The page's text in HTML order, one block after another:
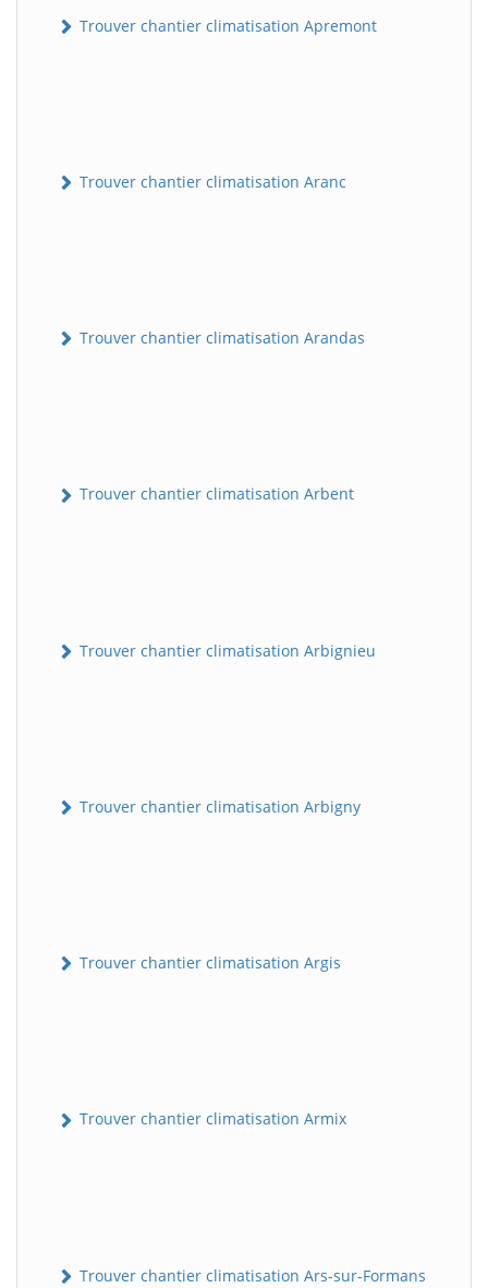
Trouver chantier climatisation Apremont
Trouver chantier climatisation Aranc
Trouver chantier climatisation Arandas
Trouver chantier climatisation Arbent
Trouver chantier climatisation Arbignieu
Trouver chantier climatisation Arbigny
Trouver chantier climatisation Argis
Trouver chantier climatisation Armix
Trouver chantier climatisation Ars-sur-Formans